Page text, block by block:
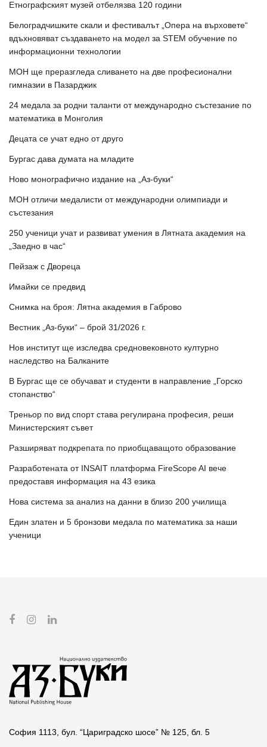
Етнографският музей отбелязва 120 години
Белоградчишките скали и фестивалът „Опера на върховете“
вдъхновяват създаването на модел за STEM обучение по
информационни технологии
МОН ще преразгледа сливането на две професионални
гимназии в Пазарджик
24 медала за родни таланти от международно състезание по
математика в Монголия
Децата се учат едно от друго
Бургас дава думата на младите
Ново монографично издание на „Аз-буки“
МОН отличи медалисти от международни олимпиади и
състезания
250 ученици учат и развиват умения в Лятната академия на
„Заедно в час“
Пейзаж с Двореца
Имайки се предвид
Снимка на броя: Лятна академия в Габрово
Вестник „Аз-буки“ – брой 31/2026 г.
Нов институт ще изследва средновековното културно
наследство на Балканите
В Бургас ще се обучават и студенти в направление „Горско
стопанство“
Треньор по вид спорт става регулирана професия, реши
Министерският съвет
Разширяват подкрепата по приобщаващото образование
Разработената от INSAIT платформа FireScope AI вече
предоставя информация на 43 езика
Нова система за анализ на данни в близо 200 училища
Един златен и 5 бронзови медала по математика за наши
ученици
София 1113, бул. “Цариградско шосе” № 125, бл. 5